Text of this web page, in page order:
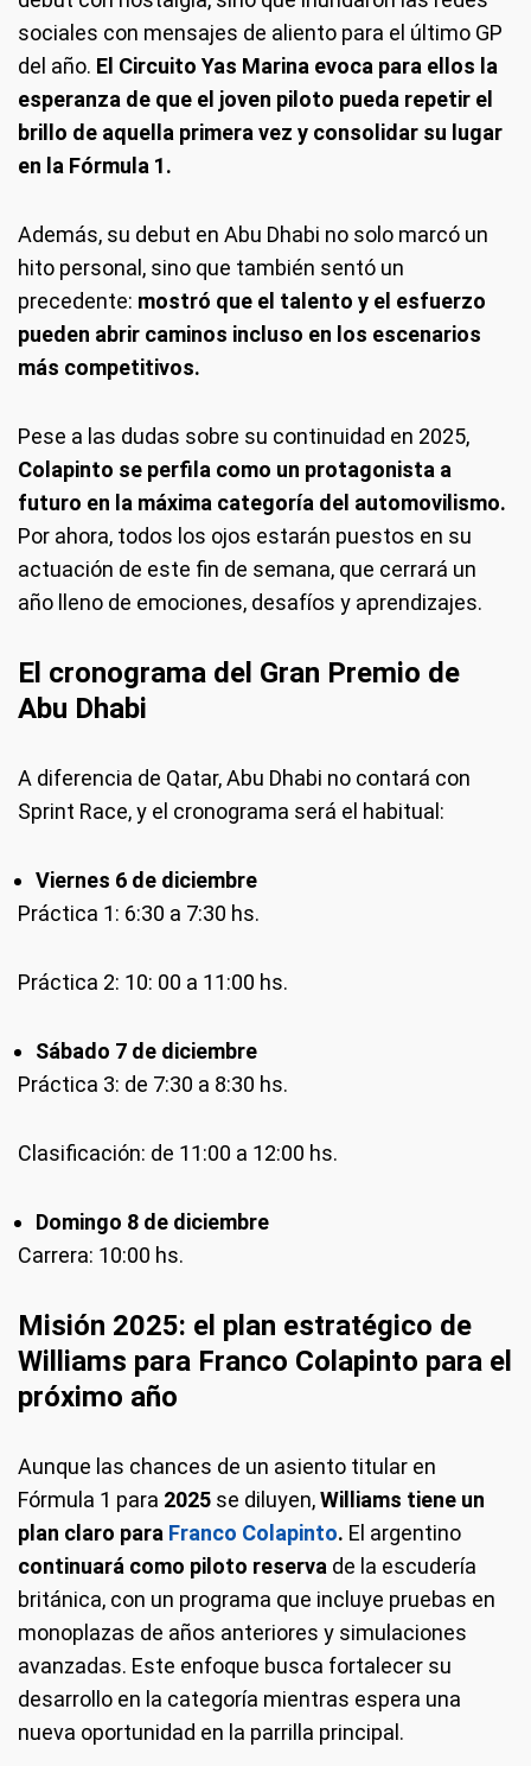
sociales con mensajes de aliento para el último GP
del año. El Circuito Yas Marina evoca para ellos la
esperanza de que el joven piloto pueda repetir el
brillo de aquella primera vez y consolidar su lugar
en la Fórmula 1.
Además, su debut en Abu Dhabi no solo marcó un
hito personal, sino que también sentó un
precedente: mostró que el talento y el esfuerzo
pueden abrir caminos incluso en los escenarios
más competitivos.
Pese a las dudas sobre su continuidad en 2025,
Colapinto se perfila como un protagonista a
futuro en la máxima categoría del automovilismo.
Por ahora, todos los ojos estarán puestos en su
actuación de este fin de semana, que cerrará un
año lleno de emociones, desafíos y aprendizajes.
El cronograma del Gran Premio de
Abu Dhabi
A diferencia de Qatar, Abu Dhabi no contará con
Sprint Race, y el cronograma será el habitual:
Viernes 6 de diciembre
Práctica 1: 6:30 a 7:30 hs.
Práctica 2: 10: 00 a 11:00 hs.
Sábado 7 de diciembre
Práctica 3: de 7:30 a 8:30 hs.
Clasificación: de 11:00 a 12:00 hs.
Domingo 8 de diciembre
Carrera: 10:00 hs.
Misión 2025: el plan estratégico de
Williams para Franco Colapinto para el
próximo año
Aunque las chances de un asiento titular en
Fórmula 1 para 2025 se diluyen,Williams tiene un
plan claro para Franco Colapinto. El argentino
continuará como piloto reserva de la escudería
británica, con un programa que incluye pruebas en
monoplazas de años anteriores y simulaciones
avanzadas. Este enfoque busca fortalecer su
desarrollo en la categoría mientras espera una
nueva oportunidad en la parrilla principal.